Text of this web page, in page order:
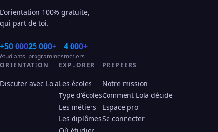
L'orientation 100% gratuite,
qui part de toi.
+50 000
étudiants
25 000+
programmes
4 000+
métiers
ORIENTATION
Discuter avec Lola
EXPLORER
Les écoles
Type d'écoles
Les métiers
Les diplômes
PREPEERS
Notre mission
Comment Lola décide
Espace pro
Se connecter